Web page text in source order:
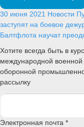
30 июня 2021 Новости
заступят на боевое
Балтфлота научат
Хотите всегда быть в
международной военной
оборонной
рассылку
Электронная почта *